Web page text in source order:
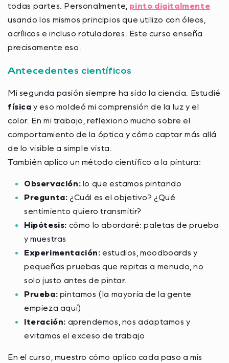
todas partes. Personalmente, pinto digitalmente
usando los mismos principios que utilizo con óleos,
acrílicos e incluso rotuladores. Este curso enseña
precisamente eso.
Antecedentes científicos
Mi segunda pasión siempre ha sido la ciencia. Estudié
física y eso moldeó mi comprensión de la luz y el
color. En mi trabajo, reflexiono mucho sobre el
comportamiento de la óptica y cómo captar más allá
de lo visible a simple vista.
También aplico un método científico a la pintura:
Observación: lo que estamos pintando
Pregunta: ¿Cuál es el objetivo? ¿Qué
sentimiento quiero transmitir?
Hipótesis: cómo lo abordaré: paletas de prueba
y muestras
Experimentación: estudios, moodboards y
pequeñas pruebas que repitas a menudo, no
solo justo antes de pintar.
Prueba: pintamos (la mayoría de la gente
empieza aquí)
Iteración: aprendemos, nos adaptamos y
evitamos el exceso de trabajo
En el curso, muestro cómo aplico cada paso a mis